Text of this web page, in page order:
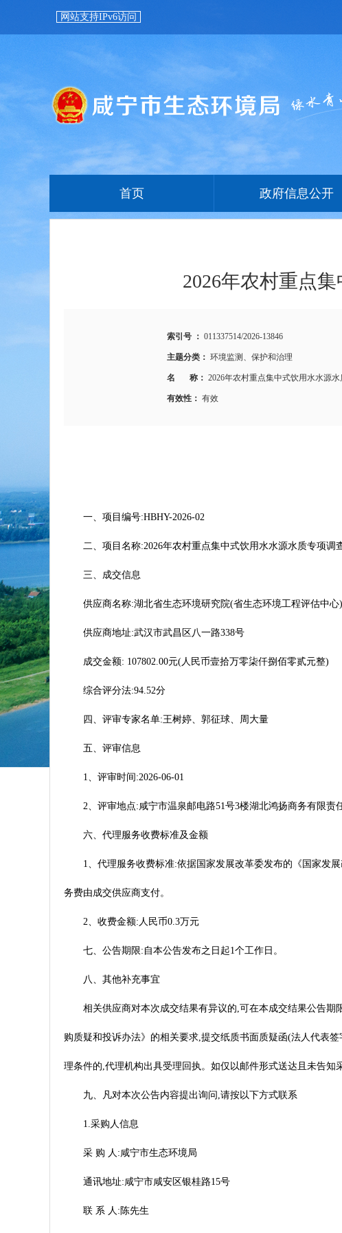
网站支持IPv6访问
首页 政府信息公开
2026年农村重点
索引号 ： 011337514/2026-13846
主题分类： 环境监测、保护和治理
名 称： 2026年农村重点集中式饮用水水源
有效性： 有效
一、项目编号:HBHY-2026-02
二、项目名称:2026年农村重点集中式饮用水水源水质专项调
三、成交信息
供应商名称:湖北省生态环境研究院(省生态环境工程评估中心)
供应商地址:武汉市武昌区八一路338号
成交金额: 107802.00元(人民币壹拾万零柒仟捌佰零贰元整)
综合评分法:94.52分
四、评审专家名单:王树婷、郭征球、周大量
五、评审信息
1、评审时间:2026-06-01
2、评审地点:咸宁市温泉邮电路51号3楼湖北鸿扬商务有限责
六、代理服务收费标准及金额
1、代理服务收费标准:依据国家发展改革委发布的《国家发
务费由成交供应商支付。
2、收费金额:人民币0.3万元
七、公告期限:自本公告发布之日起1个工作日。
八、其他补充事宜
相关供应商对本次成交结果有异议的,可在本成交结果公告
购质疑和投诉办法》的相关要求,提交纸质书面质疑函(法人代表
理条件的,代理机构出具受理回执。如仅以邮件形式送达且未告知
九、凡对本次公告内容提出询问,请按以下方式联系
1.采购人信息
采 购 人:咸宁市生态环境局
通讯地址:咸宁市咸安区银桂路15号
联 系 人:陈先生